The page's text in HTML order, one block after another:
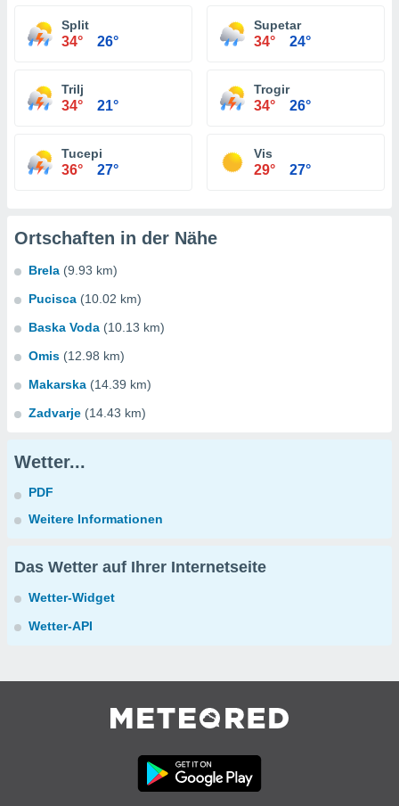
Split
34° 26°
Supetar
34° 24°
Trilj
34° 21°
Trogir
34° 26°
Tucepi
36° 27°
Vis
29° 27°
Ortschaften in der Nähe
Brela (9.93 km)
Pucisca (10.02 km)
Baska Voda (10.13 km)
Omis (12.98 km)
Makarska (14.39 km)
Zadvarje (14.43 km)
Wetter...
PDF
Weitere Informationen
Das Wetter auf Ihrer Internetseite
Wetter-Widget
Wetter-API